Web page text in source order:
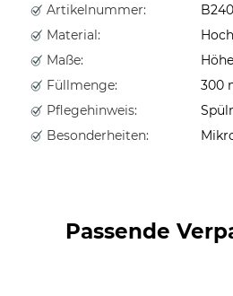
Artikelnummer:
Material:
Maße:
Füllmenge:
300
Pflegehinweis:
Besonderheiten:
Passende